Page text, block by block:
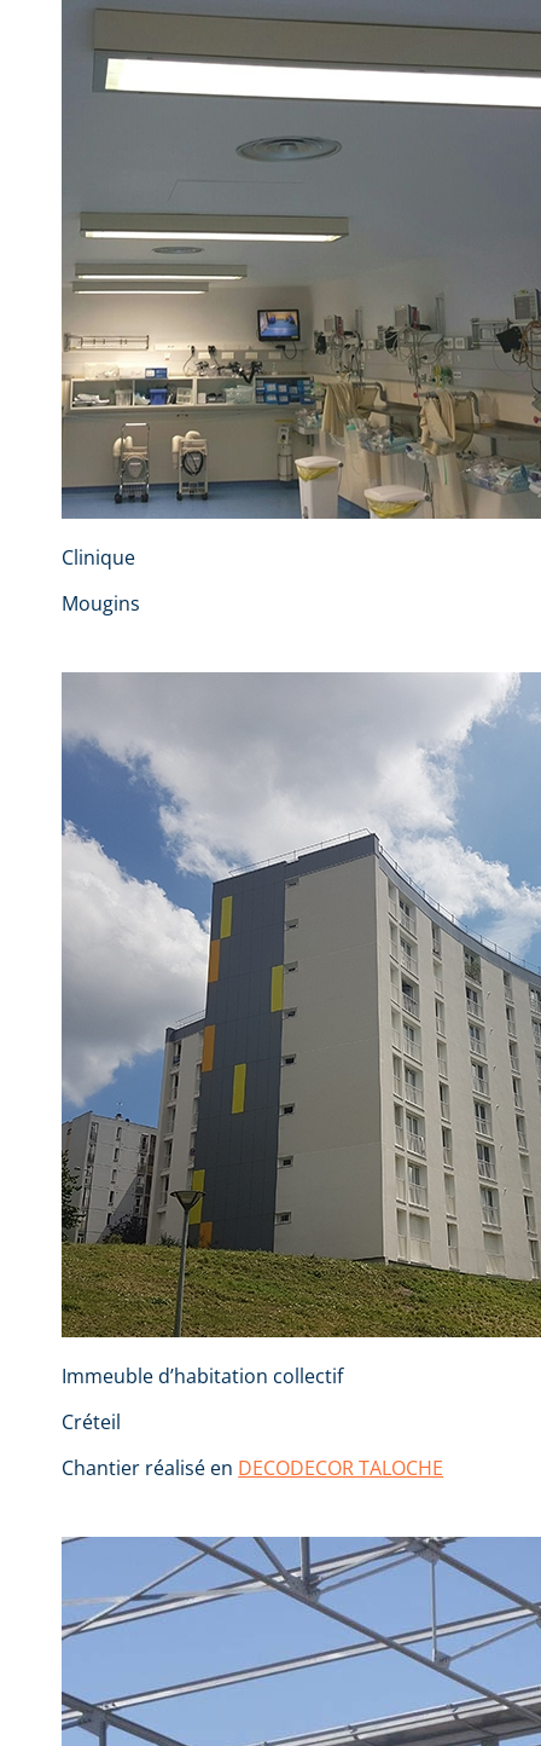
Clinique
Mougins
Immeuble d’habitation collectif
Créteil
Chantier réalisé en DECODECOR TALOCHE